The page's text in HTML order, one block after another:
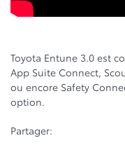
Toyota Entune 3.0 est
App Suite Connect,
ou encore Safety
option.
Partager: